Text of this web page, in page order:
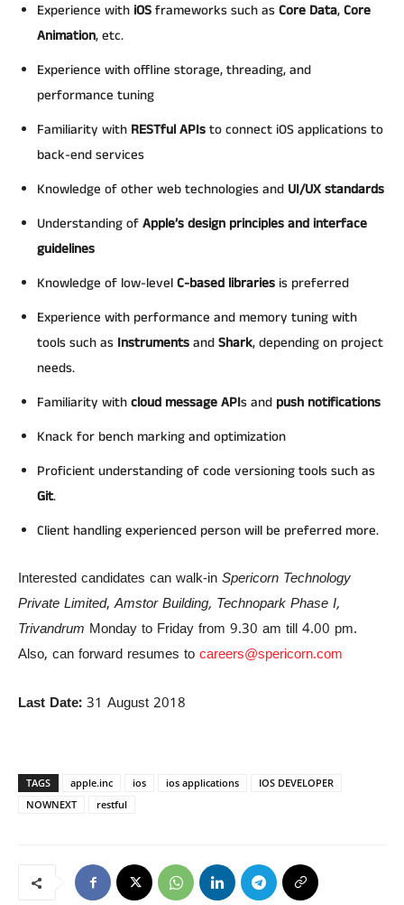
Experience withiOSframeworks such asCore Data,Core
Animation, etc.
Experience with offline storage, threading, and
performance tuning
Familiarity with RESTful APIsto connect iOS applications to
back-end services
Knowledge of other web technologies and UI/UX standards
Understanding ofApple’s design principles and interface
guidelines
Knowledge of low-levelC-based libraries is preferred
Experience with performance and memory tuning with
tools such as InstrumentsandShark, depending on project
needs.
Familiarity withcloud message APIs and push notifications
Knack for bench marking and optimization
Proficient understanding of code versioning tools such as
Git.
Client handling experienced person will be preferred more.
Interested candidates can walk-in Spericorn Technology
Private Limited,Amstor Building, Technopark Phase I,
Trivandrum Monday to Friday from 9.30 am till 4.00 pm.
Also, can forward resumes to careers@spericorn.com
Last Date: 31 August 2018
TAGS apple.inc ios ios applications
IOS DEVELOPER
NOWNEXT
restful